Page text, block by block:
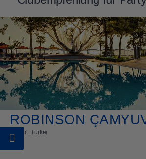
ROBINSON
Kemer . Türkei